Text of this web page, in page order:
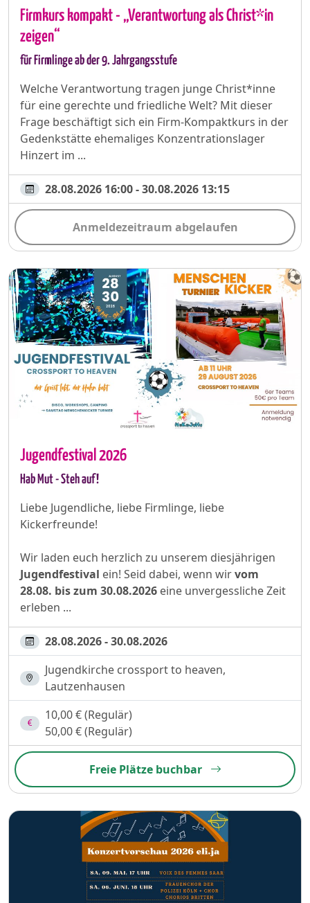
Firmkurs kompakt - „Verantwortung als Christ*in
zeigen“
für Firmlinge ab der 9. Jahrgangsstufe
Welche Verantwortung tragen junge Christ*inne
für eine gerechte und friedliche Welt? Mit dieser
Frage beschäftigt sich ein Firm-Kompaktkurs in der
Gedenkstätte ehemaliges Konzentrationslager
Hinzert im ...
28.08.2026 16:00 - 30.08.2026 13:15
Anmeldezeitraum abgelaufen
Jugendfestival 2026
Hab Mut - Steh auf!
Liebe Jugendliche, liebe Firmlinge, liebe
Kickerfreunde!
Wir laden euch herzlich zu unserem diesjährigen
Jugendfestival ein! Seid dabei, wenn wirvom
28.08. bis zum 30.08.2026 eine unvergessliche Zeit
erleben ...
28.08.2026 - 30.08.2026
Jugendkirche crossport to heaven,
Lautzenhausen
10,00 € (Regulär)
50,00 € (Regulär)
Freie Plätze buchbar